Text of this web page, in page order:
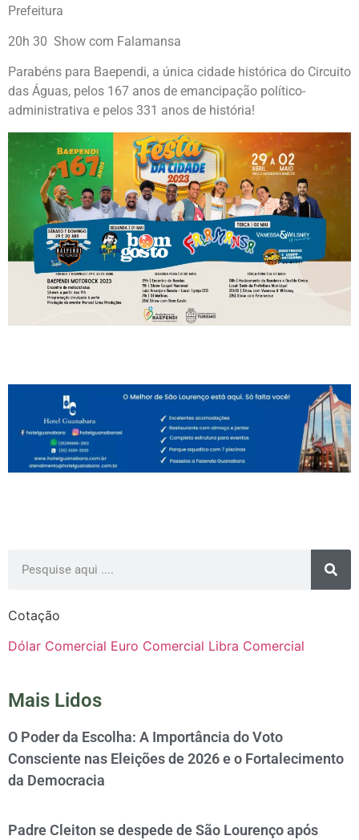
Prefeitura
20h 30 Show com Falamansa
Parabéns para Baependi, a única cidade histórica do Circuito
das Águas, pelos 167 anos de emancipação político-
administrativa e pelos 331 anos de história!
Cotação
Dólar Comercial Euro Comercial Libra Comercial
Mais Lidos
O Poder da Escolha: A Importância do Voto
Consciente nas Eleições de 2026 e o Fortalecimento
da Democracia
Padre Cleiton se despede de São Lourenço após